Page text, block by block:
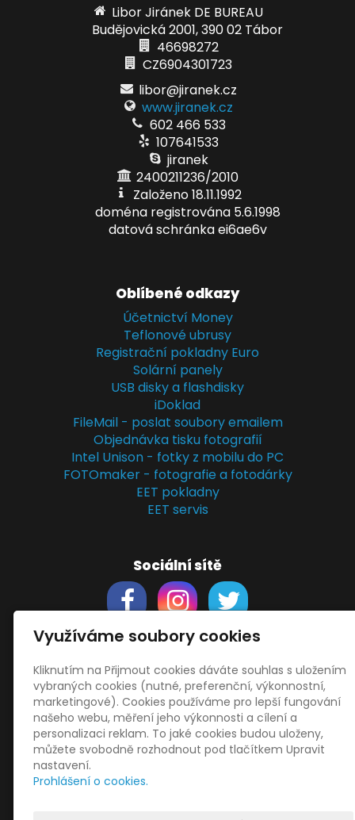
Libor Jiránek DE BUREAU
Budějovická 2001, 390 02 Tábor
46698272
CZ6904301723
libor@jiranek.cz
www.jiranek.cz
602 466 533
107641533
jiranek
2400211236/2010
Založeno 18.11.1992
doména registrována 5.6.1998
datová schránka ei6ae6v
Oblíbené odkazy
Účetnictví Money
Teflonové ubrusy
Registrační pokladny Euro
Solární panely
USB disky a flashdisky
iDoklad
FileMail - poslat soubory emailem
Objednávka tisku fotografií
Intel Unison - fotky z mobilu do PC
FOTOmaker - fotografie a fotodárky
EET pokladny
EET servis
Sociální sítě
Support
Obchodní podmínky
Zásady zpracování osobních údajů
Obrázky použityvecteezy.com
adepositphotos.com
OneDrive
HopToDesk
Využíváme soubory cookies
Kliknutím na Přijmout cookies dáváte souhlas s uložením
vybraných cookies (nutné, preferenční, výkonnostní,
marketingové). Cookies používáme pro lepší fungování
našeho webu, měření jeho výkonnosti a cílení a
personalizaci reklam. To jaké cookies budou uloženy,
můžete svobodně rozhodnout pod tlačítkem Upravit
nastavení.
Prohlášení o cookies.